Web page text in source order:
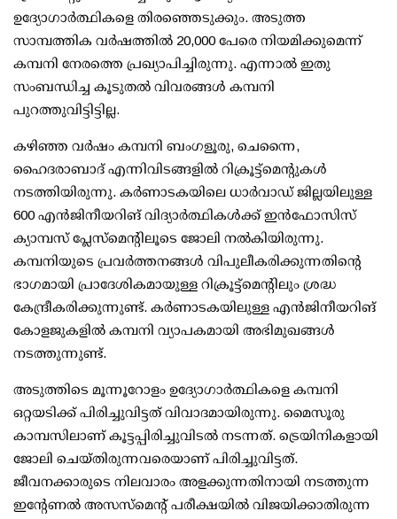
ഉദ്യോഗാര്‍ത്ഥികളെ തിരഞ്ഞെടുക്കും. അടുത്ത
സാമ്പത്തിക വര്‍ഷത്തില്‍ 20,000 പേരെ നിയമിക്കുമെന്ന്
കമ്പനി നേരത്തെ പ്രഖ്യാപിച്ചിരുന്നു. എന്നാല്‍ ഇതു
സംബന്ധിച്ച കൂടുതല്‍ വിവരങ്ങള്‍ കമ്പനി
പുറത്തുവിട്ടിട്ടില്ല.
കഴിഞ്ഞ വര്‍ഷം കമ്പനി ബംഗളൂരു, ചെന്നൈ,
ഹൈദരാബാദ് എന്നിവിടങ്ങളില്‍ റിക്രൂട്ട്‌മെന്റുകള്‍
നടത്തിയിരുന്നു. കര്‍ണാടകയിലെ ധാര്‍വാഡ് ജില്ലയിലുള്ള
600 എന്‍ജിനീയറിങ് വിദ്യാര്‍ത്ഥികള്‍ക്ക് ഇന്‍ഫോസിസ്
ക്യാമ്പസ് പ്ലേസ്‌മെന്റിലൂടെ ജോലി നല്‍കിയിരുന്നു.
കമ്പനിയുടെ പ്രവര്‍ത്തനങ്ങള്‍ വിപുലീകരിക്കുന്നതിന്റെ
ഭാഗമായി പ്രാദേശികമായുള്ള റിക്രൂട്ട്‌മെന്റിലും ശ്രദ്ധ
കേന്ദ്രീകരിക്കുന്നുണ്ട്. കര്‍ണാടകയിലുള്ള എന്‍ജിനീയറിങ്
കോളജുകളില്‍ കമ്പനി വ്യാപകമായി അഭിമുഖങ്ങള്‍
നടത്തുന്നുണ്ട്.
അടുത്തിടെ മൂന്നൂറോളം ഉദ്യോഗാര്‍ത്ഥികളെ കമ്പനി
ഒറ്റയടിക്ക് പിരിച്ചുവിട്ടത് വിവാദമായിരുന്നു. മൈസൂരു
കാമ്പസിലാണ് കൂട്ടപ്പിരിച്ചുവിടല്‍ നടന്നത്. ട്രെയിനികളായി
ജോലി ചെയ്തിരുന്നവരെയാണ് പിരിച്ചുവിട്ടത്.
ജീവനക്കാരുടെ നിലവാരം അളക്കുന്നതിനായി നടത്തുന്ന
ഇന്റേണല്‍ അസസ്മെന്റ് പരീക്ഷയില്‍ വിജയിക്കാതിരുന്ന